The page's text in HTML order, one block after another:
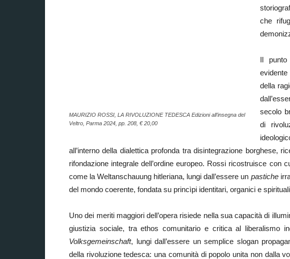
MAURIZIO ROSSI, LA RIVOLUZIONE TEDESCA Edizioni all’insegna del
Veltro, Parma 2024, pp. 208, € 20,00
che
Il punto
evidente
della
secolo
di
all’interno della dialettica profonda tra disintegrazione borghese,
rifondazione integrale dell’ordine europeo. Rossi ricostruisce con
come la Weltanschauung hitleriana, lungi dall’essere un pastiche
del mondo coerente, fondata su princìpi identitari, organici e
Uno dei meriti maggiori dell’opera risiede nella sua capacità di
giustizia sociale, tra ethos comunitario e critica al liberalismo
Volksgemeinschaft, lungi dall’essere un semplice slogan
della rivoluzione tedesca: una comunità di popolo unita non dalla